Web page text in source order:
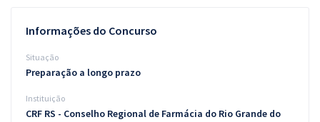
Blog
Aprovados
Informações do Concurso
Situação
Preparação a longo prazo
Instituição
CRF RS - Conselho Regional de Farmácia do Rio Grande do